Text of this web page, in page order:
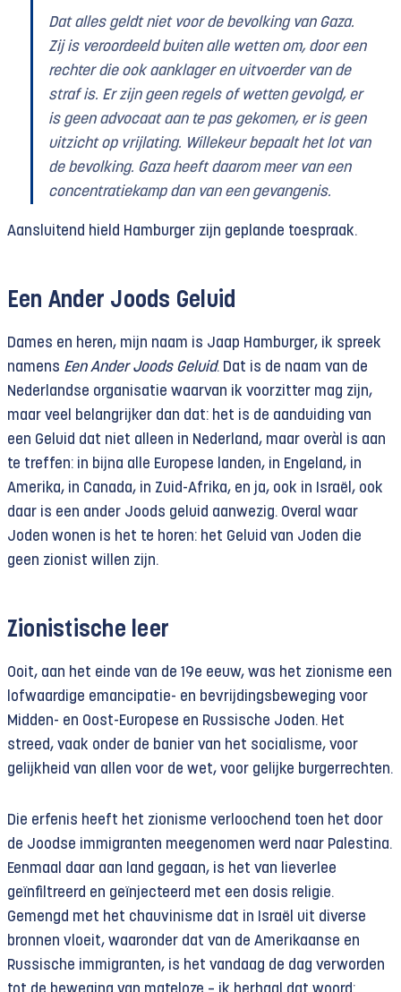
Dat alles geldt niet voor de bevolking van Gaza.
Zij is veroordeeld buiten alle wetten om, door een
rechter die ook aanklager en uitvoerder van de
straf is. Er zijn geen regels of wetten gevolgd, er
is geen advocaat aan te pas gekomen, er is geen
uitzicht op vrijlating. Willekeur bepaalt het lot van
de bevolking. Gaza heeft daarom meer van een
concentratiekamp dan van een gevangenis.
Aansluitend hield Hamburger zijn geplande toespraak.
Een Ander Joods Geluid
Dames en heren, mijn naam is Jaap Hamburger, ik spreek
namens Een Ander Joods Geluid. Dat is de naam van de
Nederlandse organisatie waarvan ik voorzitter mag zijn,
maar veel belangrijker dan dat: het is de aanduiding van
een Geluid dat niet alleen in Nederland, maar overàl is aan
te treffen: in bijna alle Europese landen, in Engeland, in
Amerika, in Canada, in Zuid-Afrika, en ja, ook in Israël, ook
daar is een ander Joods geluid aanwezig. Overal waar
Joden wonen is het te horen: het Geluid van Joden die
geen zionist willen zijn.
Zionistische leer
Ooit, aan het einde van de 19e eeuw, was het zionisme een
lofwaardige emancipatie- en bevrijdingsbeweging voor
Midden- en Oost-Europese en Russische Joden. Het
streed, vaak onder de banier van het socialisme, voor
gelijkheid van allen voor de wet, voor gelijke burgerrechten.
Die erfenis heeft het zionisme verloochend toen het door
de Joodse immigranten meegenomen werd naar Palestina.
Eenmaal daar aan land gegaan, is het van lieverlee
geïnfiltreerd en geïnjecteerd met een dosis religie.
Gemengd met het chauvinisme dat in Israël uit diverse
bronnen vloeit, waaronder dat van de Amerikaanse en
Russische immigranten, is het vandaag de dag verworden